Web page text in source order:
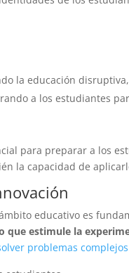
la educación
a los estudiantes
para preparar a los
la capacidad de
educativo es
que estimule la
problemas complejos